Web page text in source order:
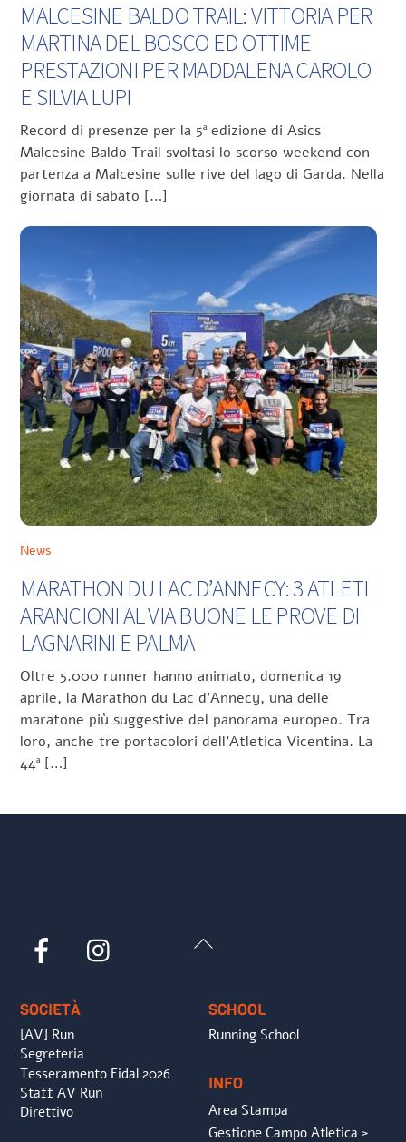
MALCESINE BALDO TRAIL: VITTORIA PER
MARTINA DEL BOSCO ED OTTIME
PRESTAZIONI PER MADDALENA CAROLO
E SILVIA LUPI
Record di presenze per la 5ª edizione di Asics
Malcesine Baldo Trail svoltasi lo scorso weekend con
partenza a Malcesine sulle rive del lago di Garda. Nella
giornata di sabato […]
News
MARATHON DU LAC D’ANNECY: 3 ATLETI
ARANCIONI AL VIA BUONE LE PROVE DI
LAGNARINI E PALMA
Oltre 5.000 runner hanno animato, domenica 19
aprile, la Marathon du Lac d’Annecy, una delle
maratone più suggestive del panorama europeo. Tra
loro, anche tre portacolori dell’Atletica Vicentina. La
44ª […]
Back
Facebook
SOCIETÀ
[AV] Run
Segreteria
Tesseramento Fidal 2026
Staff AV Run
Direttivo
SCHOOL
Running School
INFO
Area Stampa
Gestione Campo Atletica >